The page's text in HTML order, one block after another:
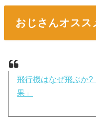
おじさんオスス
飛行機はなぜ飛ぶか?
果」